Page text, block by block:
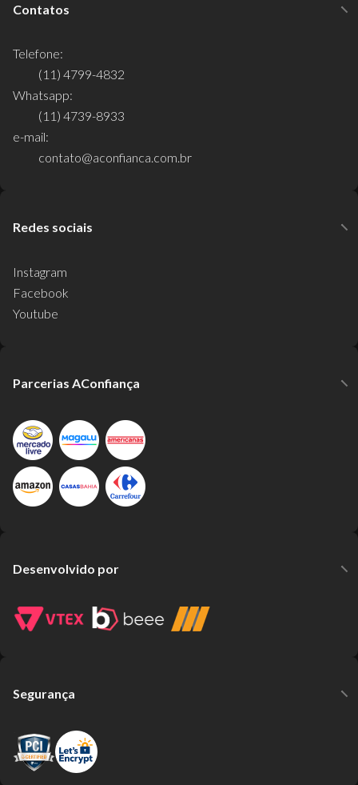
Contatos
Telefone:
(11) 4799-4832
Whatsapp:
(11) 4739-8933
e-mail:
contato@aconfianca.com.br
Redes sociais
Instagram
Facebook
Youtube
Parcerias AConfiança
Desenvolvido por
Segurança